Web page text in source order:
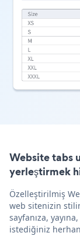
Website tabs
yerleştirmek
Özelleştirilmiş
web sitenizin
sayfanıza,
istediğiniz